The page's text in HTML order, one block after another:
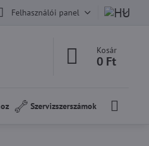
Felhasználói panel
Kosár
0 Ft
Szervizszerszámok